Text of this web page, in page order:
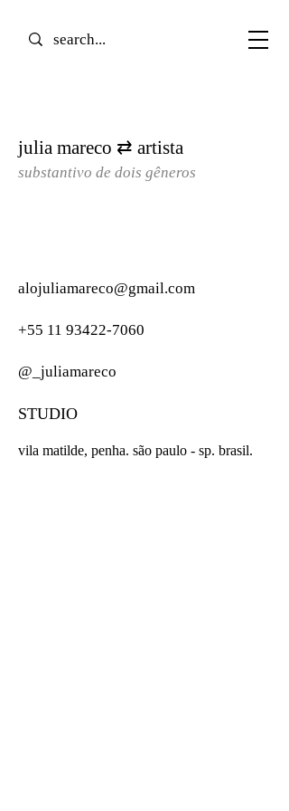
julia mareco ⇄ artista
substantivo de dois gêneros​
alojuliamareco@gmail.com
+55 11 93422-7060
@_juliamareco
STUDIO
vila matilde, penha. são paulo - sp. brasil.